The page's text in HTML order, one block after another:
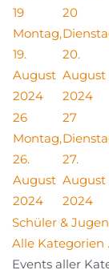
19
Montag,
19.
August
2024
20
20.
August
2024
26
Montag,
26.
August
2024
27
27.
August
2024
Schüler &
Alle Kategorien
Events aller